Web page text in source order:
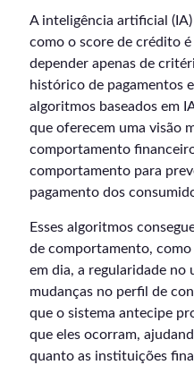
A inteligência artificial
como o score de crédito
depender apenas de
histórico de pagamentos
algoritmos baseados em
que oferecem uma visão
comportamento
comportamento para
pagamento dos
Esses algoritmos
de comportamento,
em dia, a regularidade no
mudanças no perfil de
que o sistema antecipe
que eles ocorram,
quanto as instituições